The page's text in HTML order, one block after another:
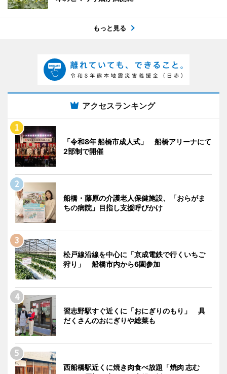
もっと見る
アクセスランキング
「令和8年 船橋市成人式」 船橋アリーナにて
2部制で開催
船橋・藤原の介護老人保健施設、「おらがま
ちの病院」目指し支援呼びかけ
松戸線沿線を中心に「京成電鉄で行くいちご
狩り」 船橋市内から6園参加
習志野駅すぐ近くに「おにぎりのもり」 具
だくさんのおにぎりや総菜も
西船橋駅近くに焼き肉食べ放題「焼肉 志む